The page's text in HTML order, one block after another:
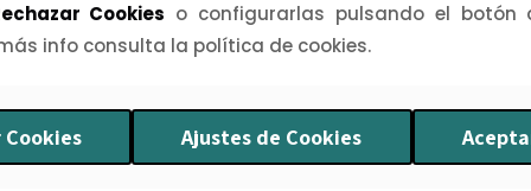
Cookies o configurarlas pulsando el
info consulta la política de cookies.
Cookies Ajustes de Cookies
Cookies o configurarlas pulsando el
info consulta la política de cookies.
Cookies Ajustes de Cookies